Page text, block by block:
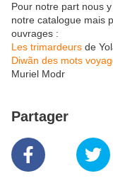
Pour notre part nous
notre catalogue mais
ouvrages :
Les trimardeurs de
Diwãn des mots
Muriel Modr
Partager